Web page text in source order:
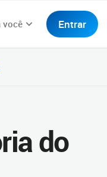
você Entrar
do